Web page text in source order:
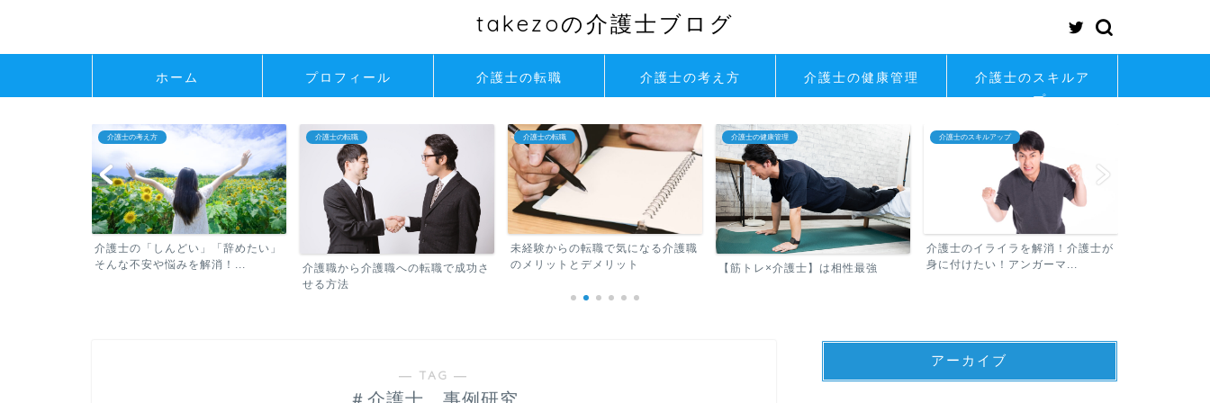
takezoの介護士ブログ
ホーム プロフィール 介護士の転職 介護士の考え方 介護士の健康管理
介護士のスキルア
ップ
介護士の考え方
介護士の「しんどい」「辞めたい」
そんな不安や悩みを解消！...
介護士の転職
介護職から介護職への転職で成功さ
せる方法
介護士の転職
未経験からの転職で気になる介護職
のメリットとデメリット
介護士の健康管理
【筋トレ×介護士】は相性最強
介護士のスキルアップ
介護士のイライラを解消！介護士が
身に付けたい！アンガーマ...
― TAG ―
アーカイブ